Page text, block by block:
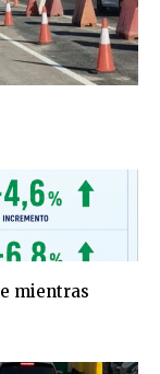
mientras